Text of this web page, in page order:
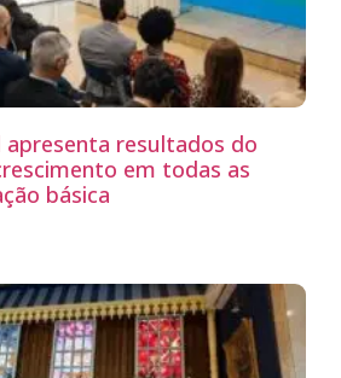
apresenta resultados do
em todas as
básica